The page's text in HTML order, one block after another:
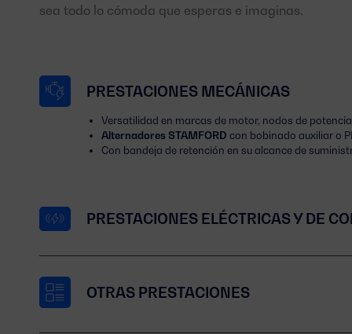
sea todo lo cómoda que esperas e imaginas.
PRESTACIONES MECÁNICAS
Versatilidad en marcas de motor, nodos de
Alternadores STAMFORD con bobinado auxiliar o
Con bandeja de retención en su alcance de
PRESTACIONES ELÉCTRICAS Y DE
OTRAS PRESTACIONES